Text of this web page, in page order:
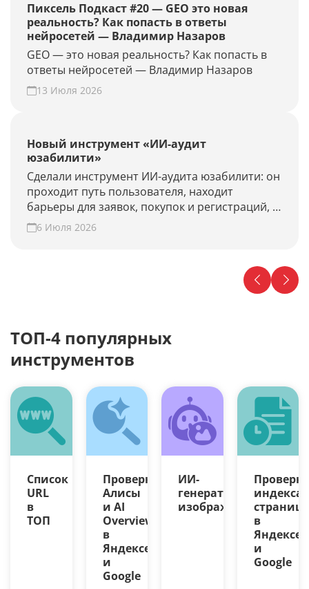
Пиксель Подкаст #20 — GEO это новая
реальность? Как попасть в ответы
нейросетей — Владимир Назаров
GEO — это новая реальность? Как попасть в
ответы нейросетей — Владимир Назаров
13 Июля 2026
Новый инструмент «ИИ-аудит
юзабилити»
Сделали инструмент ИИ-аудита юзабилити: он
проходит путь пользователя, находит
барьеры для заявок, покупок и регистраций, и
предлагает гипотезы для роста конверсии.
Проверьте свой сайт прямо сейчас!
6 Июля 2026
ТОП-4 популярных
инструментов
Список
URL
в
ТОП
Проверка
Алисы
и AI
Overview
в
Яндексе
и
Google
ИИ-
генератор
изображений
Проверка
страниц
в
Яндексе
и
Google